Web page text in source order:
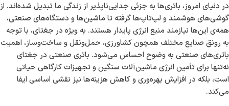
در دنیای امروز، باتری‌ها به جزئی جدایی‌ناپذیر از زندگی ما تبدیل شده‌اند. از
گوشی‌های هوشمند و لپ‌تاپ‌ها گرفته تا ماشین‌ها و دستگاه‌های صنعتی،
همه‌ی این‌ها نیازمند منبع انرژی پایدار هستند. به ویژه در جغتای، با توجه
به رونق صنایع مختلف همچون کشاورزی، حمل‌ونقل و ساخت‌وساز، اهمیت
باتری‌های صنعتی به وضوح احساس می‌شود. باتری صنعتی در جغتای
نه‌تنها برای تأمین انرژی ماشین‌آلات سنگین و تجهیزات کارگاهی حیاتی
است، بلکه در افزایش بهره‌وری و کاهش هزینه‌ها نیز نقشی اساسی ایفا
می‌کند.